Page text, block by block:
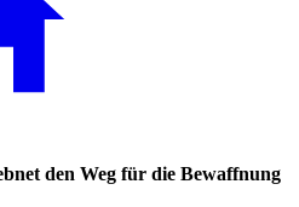
den Weg für die Bewaffnung